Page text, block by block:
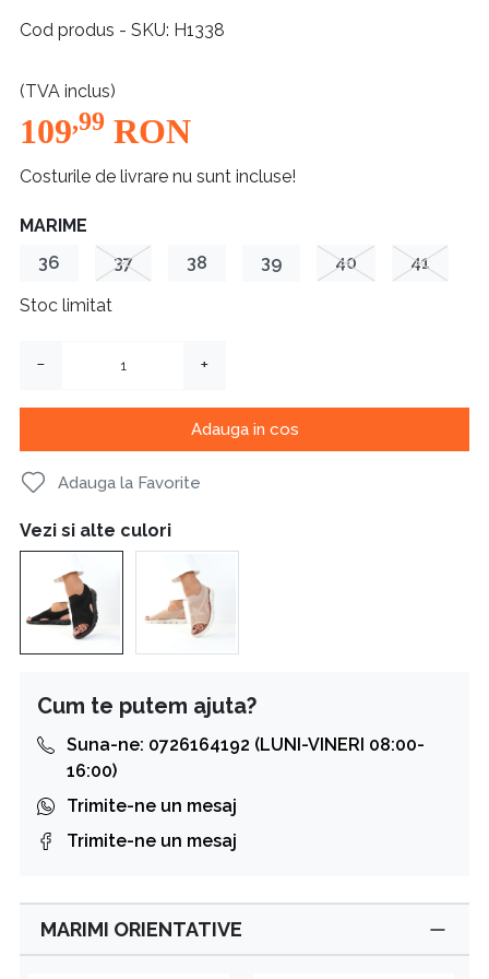
Cod produs - SKU H1338
109,99 RON
(TVA inclus)
Costurile de livrare nu sunt incluse!
MARIME
36
37 38 39 40 41
Stoc limitat
− +
Adauga in cos
Adauga la Favorite
Vezi si alte culori
Cum te putem ajuta?
Suna-ne: 0726164192 (LUNI-VINERI 08:00-
16:00)
Trimite-ne un mesaj
Trimite-ne un mesaj
MARIMI ORIENTATIVE